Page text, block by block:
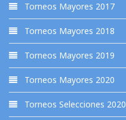
Torneos Mayores 2017
Torneos Mayores 2018
Torneos Mayores 2019
Torneos Mayores 2020
Torneos Selecciones 2020